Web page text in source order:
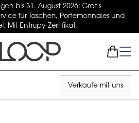
bis 31. August 2026: Gratis
für Taschen, Portemonnaies und
Mit Entrupy-Zertifikat.
Verkaufe mit uns